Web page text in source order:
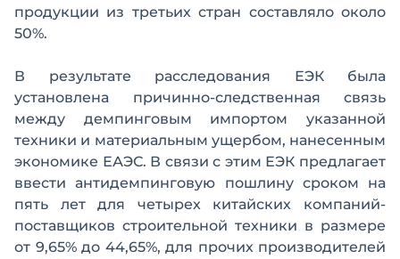
продукции из третьих стран составляло около
50%.
В результате расследования ЕЭК была
установлена причинно-следственная связь
между демпинговым импортом указанной
техники и материальным ущербом, нанесенным
экономике ЕАЭС. В связи с этим ЕЭК предлагает
ввести антидемпинговую пошлину сроком на
пять лет для четырех китайских компаний-
поставщиков строительной техники в размере
от 9,65% до 44,65%, для прочих производителей